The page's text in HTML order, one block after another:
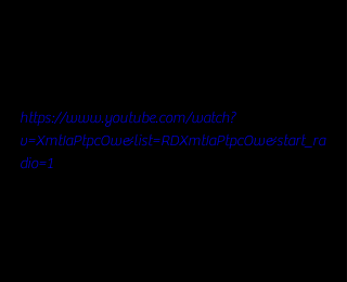
https://www.youtube.com/watch?
v=XmtIaPtpcOw&list=RDXmtIaPtpcOw&start_ra
dio=1